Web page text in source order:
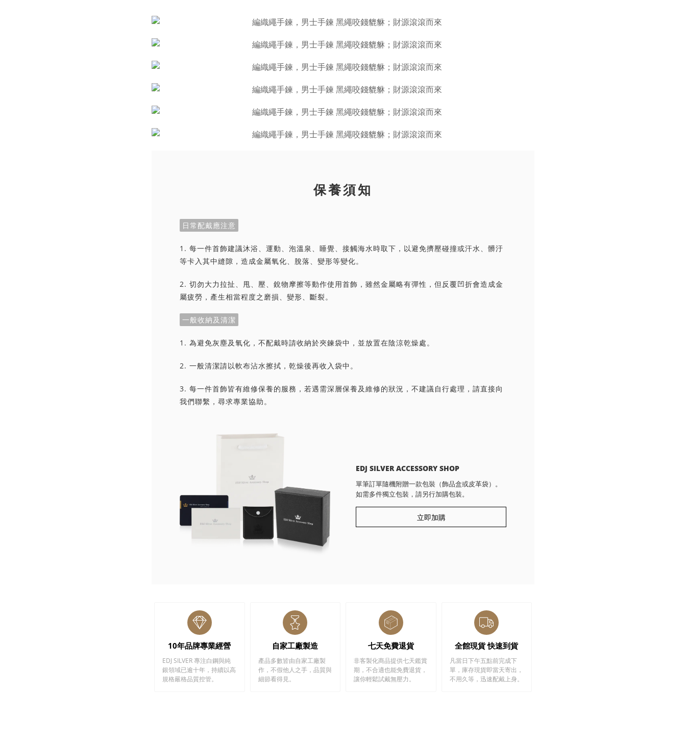
保養須知
日常配戴應注意
1. 每一件首飾建議沐浴、運動、泡溫泉、睡覺、接觸海水時取下，以避免擠壓碰撞或汗水、髒汙
等卡入其中縫隙，造成金屬氧化、脫落、變形等變化。
2. 切勿大力拉扯、甩、壓、銳物摩擦等動作使用首飾，雖然金屬略有彈性，但反覆凹折會造成金
屬疲勞，產生相當程度之磨損、變形、斷裂。
一般收納及清潔
1. 為避免灰塵及氧化，不配戴時請收納於夾鍊袋中，並放置在陰涼乾燥處。
2. 一般清潔請以軟布沾水擦拭，乾燥後再收入袋中。
3. 每一件首飾皆有維修保養的服務，若遇需深層保養及維修的狀況，不建議自行處理，請直接向
我們聯繫，尋求專業協助。
EDJ SILVER ACCESSORY SHOP
單筆訂單隨機附贈一款包裝（飾品盒或皮革袋）。
如需多件獨立包裝，請另行加購包裝。
立即加購
10年品牌專業經營
EDJ SILVER 專注白鋼與純
銀領域已逾十年，持續以高
規格嚴格品質控管。
自家工廠製造
產品多數皆由自家工廠製
作，不假他人之手，品質與
細節看得見。
七天免費退貨
非客製化商品提供七天鑑賞
期，不合適也能免費退貨，
讓你輕鬆試戴無壓力。
全館現貨 快速到貨
凡當日下午五點前完成下
單，庫存現貨即當天寄出，
不用久等，迅速配戴上身。